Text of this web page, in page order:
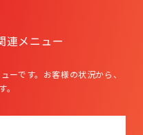
連メニュー
ーです。 お客様の状況から、